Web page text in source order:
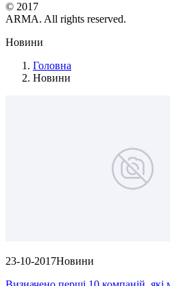
© 2017
ARMA. All rights reserved.
Новини
Головна
Новини
23-10-2017Новини